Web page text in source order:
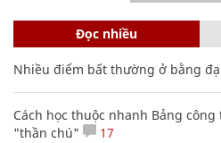
Đọc nhiều
Nhiều điểm bất thường ở bằng
Cách học thuộc nhanh Bảng
"thần chú"
17